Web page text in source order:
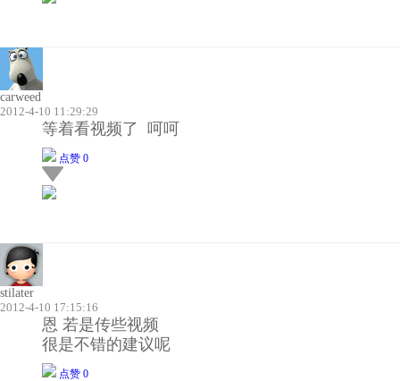
carweed
2012-4-10 11:29:29
等着看视频了 呵呵
点赞 0
stilater
2012-4-10 17:15:16
恩 若是传些视频
很是不错的建议呢
点赞 0